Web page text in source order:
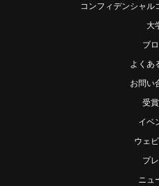
コンフィデンシャル
大
ブ
よくあ
お問い
受
イベ
ウェ
プ
ニュ